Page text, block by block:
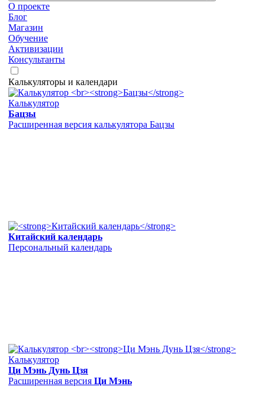
О проекте
Блог
Магазин
Обучение
Активизации
Консультанты
Калькуляторы и календари
Калькулятор
Бацзы
Расширенная версия калькулятора Бацзы
Китайский календарь
Персональный календарь
Калькулятор
Ци Мэнь Дунь Цзя
Расширенная версия Ци Мэнь